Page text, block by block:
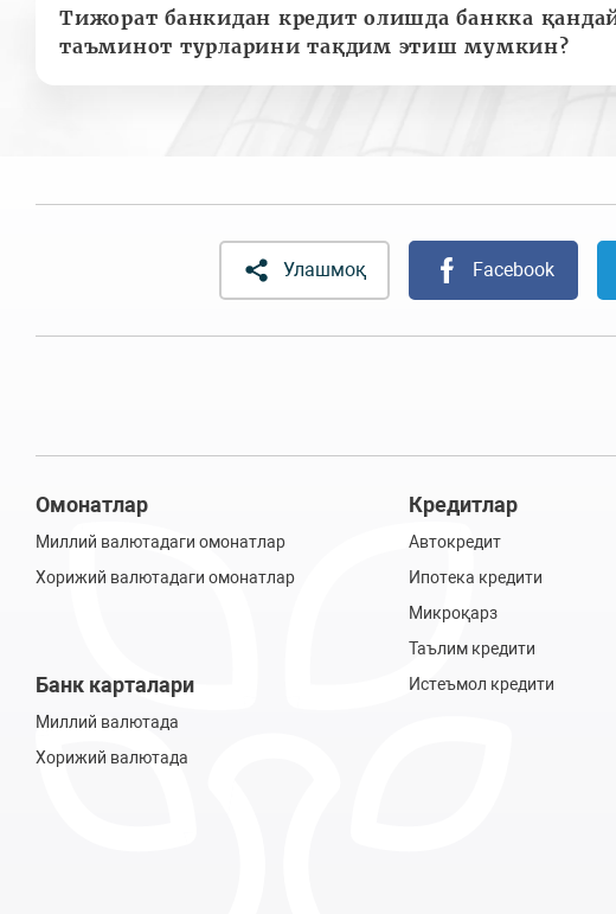
Тижорат банкидан кредит олишда банкка
таъминот турларини тақдим этиш мумкин?
Улашмоқ Facebook
Омонатлар
Миллий валютадаги омонатлар
Хорижий валютадаги омонатлар
Банк карталари
Миллий валютада
Хорижий валютада
Кредитлар
Автокредит
Ипотека кредити
Микроқарз
Таълим кредити
Истеъмол кредити